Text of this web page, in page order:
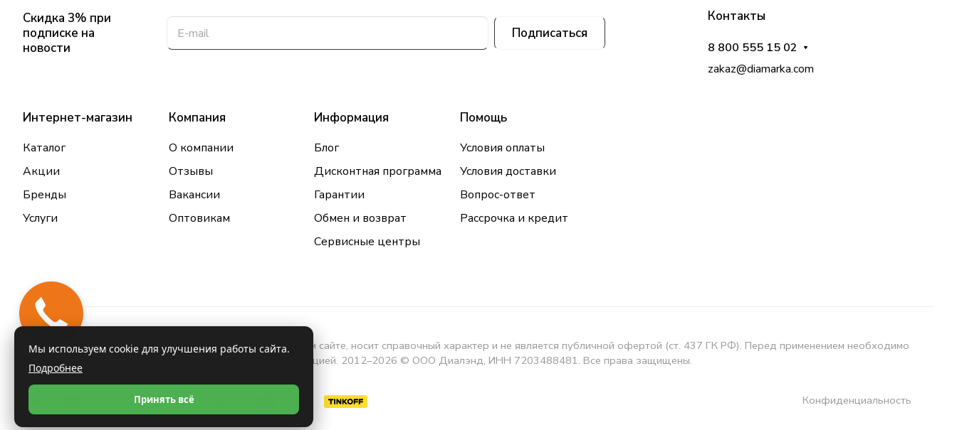
Скидка 3% при
подписке на
новости
Подписаться
Интернет-магазин
Каталог
Акции
Бренды
Услуги
Компания
О компании
Отзывы
Вакансии
Оптовикам
Информация
Блог
Дисконтная программа
Гарантии
Обмен и возврат
Сервисные центры
Помощь
Условия оплаты
Условия доставки
Вопрос-ответ
Рассрочка и кредит
Контакты
8 800 555 15 02
zakaz@diamarka.com
Информация о товарах и услугах, размещенная на данном сайте, носит справочный характер и не является публичной офертой (ст. 437 ГК РФ). Перед применением необходимо
проконсультироваться с врачом и ознакомиться с инструкцией. 2012–2026 © ООО Диалэнд, ИНН 7203488481. Все права защищены.
Конфиденциальность
Мы используем cookie для улучшения работы сайта.
Подробнее
Принять всё
Закажи
звонок